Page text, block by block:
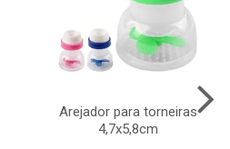
Arejador para torneiras
4,7x5,8cm